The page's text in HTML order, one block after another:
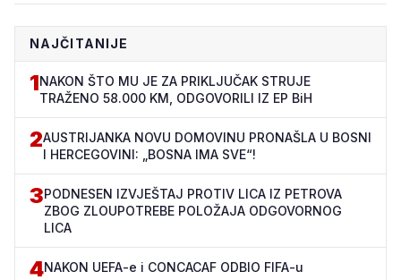
NAJČITANIJE
1NAKON ŠTO MU JE ZA PRIKLJUČAK STRUJE
TRAŽENO 58.000 KM, ODGOVORILI IZ EP BiH
2AUSTRIJANKA NOVU DOMOVINU PRONAŠLA U BOSNI
I HERCEGOVINI: „BOSNA IMA SVE“!
3PODNESEN IZVJEŠTAJ PROTIV LICA IZ PETROVA
ZBOG ZLOUPOTREBE POLOŽAJA ODGOVORNOG
LICA
4NAKON UEFA-e i CONCACAF ODBIO FIFA-u